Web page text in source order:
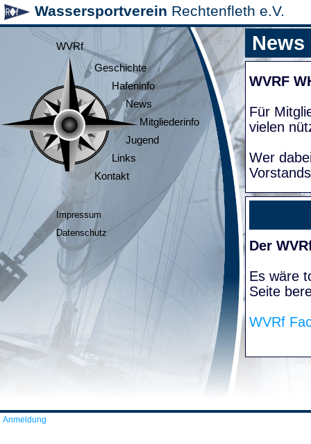
Wassersportverein Rechtenfleth e.V.
WVRf
Geschichte
Hafeninfo
News
Mitgliederinfo
Jugend
Links
Kontakt
Impressum
Datenschutz
News
WVRF
Für
vielen
Wer
Der
Es wäre
Seite
WVRf
Anmeldung